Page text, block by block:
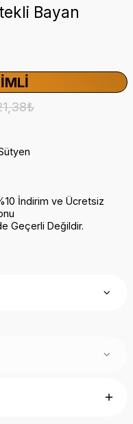
Bayan
İndirim ve Ücretsiz
Geçerli Değildir.